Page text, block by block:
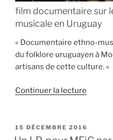
film documentaire sur
musicale en Uruguay
« Documentaire ethno-
du folklore uruguayen à
artisans de cette culture. »
Continuer la lecture
à
PUBLIÉ
LE
15 DÉCEMBRE 2016